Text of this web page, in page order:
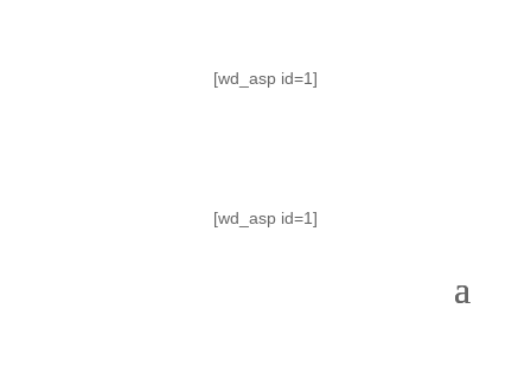
[wd_asp id=1]
[wd_asp id=1]